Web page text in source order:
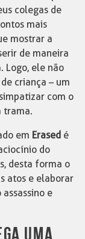
colegas de
mais
mostrar a
de maneira
Logo, ele não
criança – um
com o
trama.
em Erased é
do
desta forma o
atos e elaborar
e